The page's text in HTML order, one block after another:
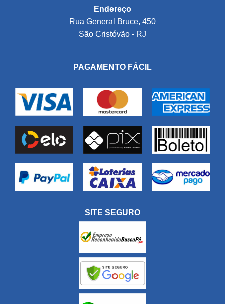
Endereço
Rua General Bruce, 450
São Cristóvão - RJ
PAGAMENTO FÁCIL
SITE SEGURO